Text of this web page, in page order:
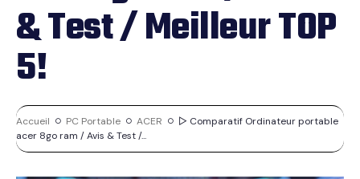
& Test / Meilleur TOP
5!
Accueil PC Portable ACER
▷ Comparatif Ordinateur portable
acer 8go ram / Avis & Test /...